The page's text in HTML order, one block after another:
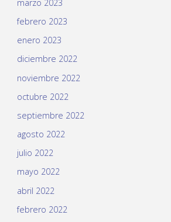
marzo 2023
febrero 2023
enero 2023
diciembre 2022
noviembre 2022
octubre 2022
septiembre 2022
agosto 2022
julio 2022
mayo 2022
abril 2022
febrero 2022